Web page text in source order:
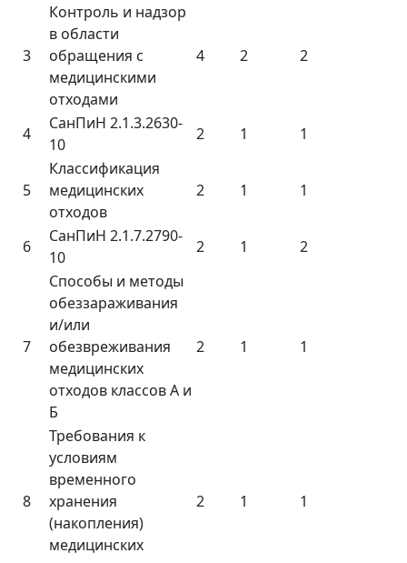
3
Контроль и надзор
в области
обращения с
медицинскими
отходами
4 2 2
4
СанПиН 2.1.3.2630-
10
2 1 1
5
Классификация
медицинских
отходов
2 1 1
6
СанПиН 2.1.7.2790-
10
2 1 2
7
Способы и методы
обеззараживания
и/или
обезвреживания
медицинских
отходов классов А и
Б
2 1 1
8
Требования к
условиям
временного
хранения
(накопления)
медицинских
2 1 1